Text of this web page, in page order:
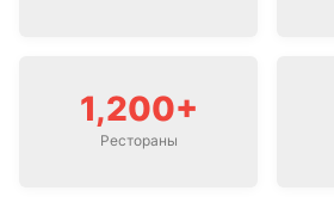
1,200+
Рестораны